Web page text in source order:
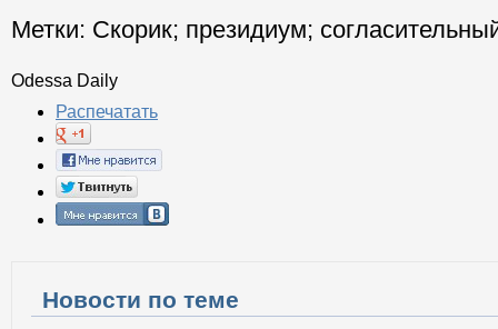
Метки: Скорик; президиум;
Odessa Daily
Распечатать
Новости по теме